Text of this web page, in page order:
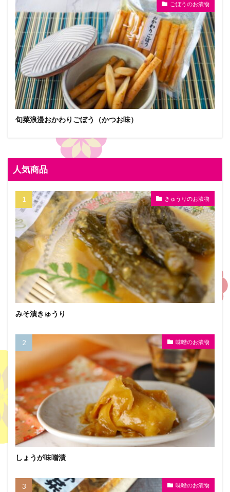
ごぼうのお漬物
旬菜浪漫おかわりごぼう（かつお味）
人気商品
きゅうりのお漬物
みそ漬きゅうり
味噌のお漬物
しょうが味噌漬
味噌のお漬物